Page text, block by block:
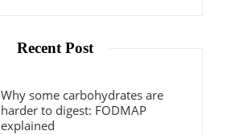
Recent Post
Why some carbohydrates are
harder to digest: FODMAP
explained